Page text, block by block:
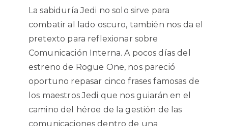
La sabiduría Jedi no solo sirve para
combatir al lado oscuro, también nos da el
pretexto para reflexionar sobre
Comunicación Interna. A pocos días del
estreno de Rogue One, nos pareció
oportuno repasar cinco frases famosas de
los maestros Jedi que nos guiarán en el
camino del héroe de la gestión de las
comunicaciones dentro de una